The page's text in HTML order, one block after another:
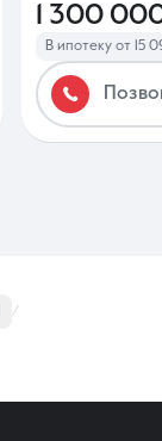
1 300
В ипотеку от 15